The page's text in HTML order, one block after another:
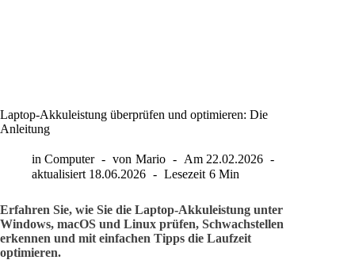
Laptop-Akkuleistung überprüfen und optimieren: Die
Anleitung
in Computer von Mario Am 22.02.2026
aktualisiert 18.06.2026 Lesezeit 6 Min
Erfahren Sie, wie Sie die Laptop-Akkuleistung unter
Windows, macOS und Linux prüfen, Schwachstellen
erkennen und mit einfachen Tipps die Laufzeit
optimieren.